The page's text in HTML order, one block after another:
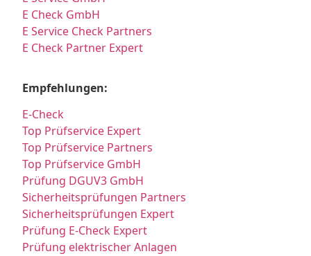
E Check GmbH
E Service Check Partners
E Check Partner Expert
Empfehlungen:
E-Check
Top Prüfservice Expert
Top Prüfservice Partners
Top Prüfservice GmbH
Prüfung DGUV3 GmbH
Sicherheitsprüfungen Partners
Sicherheitsprüfungen Expert
Prüfung E-Check Expert
Prüfung elektrischer Anlagen